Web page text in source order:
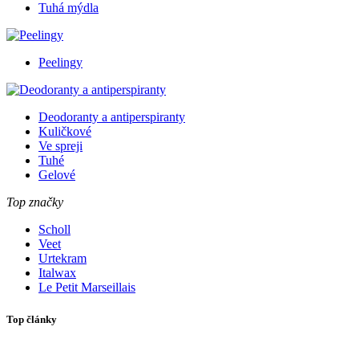
Tuhá mýdla
Peelingy
Deodoranty a antiperspiranty
Kuličkové
Ve spreji
Tuhé
Gelové
Top značky
Scholl
Veet
Urtekram
Italwax
Le Petit Marseillais
Top články